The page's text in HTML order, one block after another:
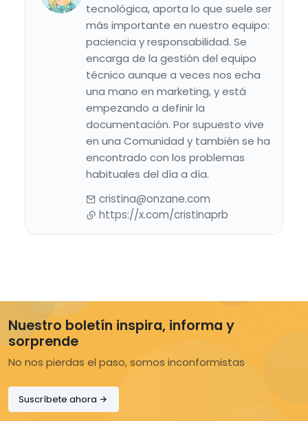
tecnológica, aporta lo que suele ser
más importante en nuestro equipo:
paciencia y responsabilidad. Se
encarga de la gestión del equipo
técnico aunque a veces nos echa
una mano en marketing, y está
empezando a definir la
documentación. Por supuesto vive
en una Comunidad y también se ha
encontrado con los problemas
habituales del día a día.
cristina@onzane.com
https://x.com/cristinaprb
Nuestro boletín inspira, informa y
sorprende
No nos pierdas el paso, somos inconformistas
Suscríbete ahora